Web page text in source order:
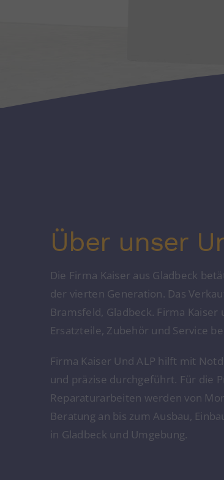
Über unser
Die Firma Kaiser aus Gladbeck
der vierten Generation. Das
Bramsfeld, Gladbeck. Firma
Ersatzteile, Zubehör und Service
Firma Kaiser Und ALP hilft mit
und präzise durchgeführt. Für die
Reparaturarbeiten werden von
Beratung an bis zum Ausbau,
in Gladbeck und Umgebung.